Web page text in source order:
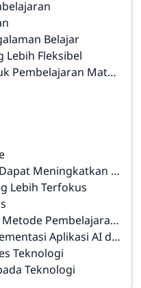
Belajar
Lebih Fleksibel
Matematika
Pembelajaran Matematika di Kelas
Lebih Terfokus
Pembelajaran Baru
dalam Pembelajaran Matematika
Teknologi
Teknologi